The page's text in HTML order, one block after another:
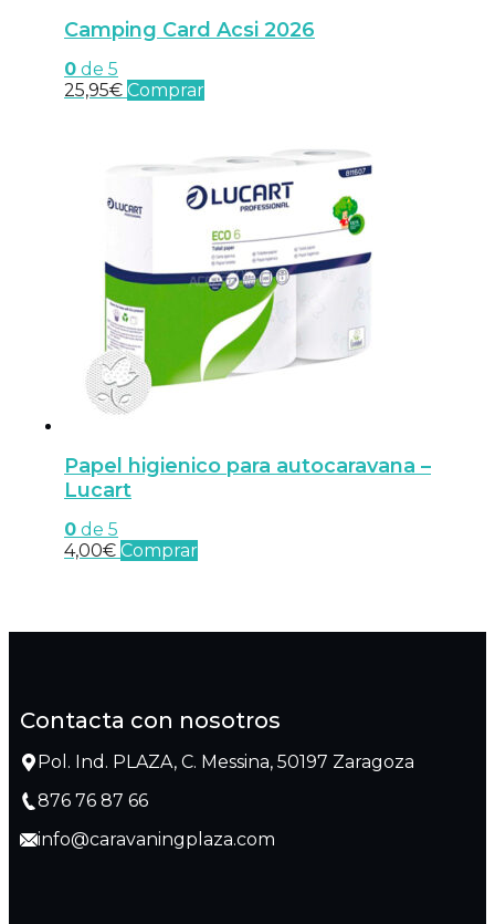
Camping Card Acsi 2026
0 de 5
25,95€ Comprar
Papel higienico para autocaravana –
Lucart
0 de 5
4,00€ Comprar
Contacta con nosotros
Pol. Ind. PLAZA, C. Messina, 50197 Zaragoza
876 76 87 66
info@caravaningplaza.com